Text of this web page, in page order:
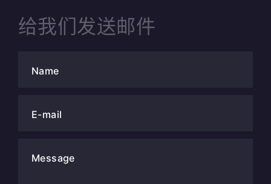
给我们发送邮件
Name
E-mail
Message